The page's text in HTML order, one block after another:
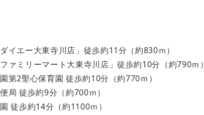
イエー大東寺川店」徒歩約11分（約830ｍ）
ァミリーマート大東寺川店」徒歩約10分（約790ｍ）
第2聖心保育園 徒歩約10分（約770ｍ）
局 徒歩約9分（約700ｍ）
徒歩約14分（約1100ｍ）